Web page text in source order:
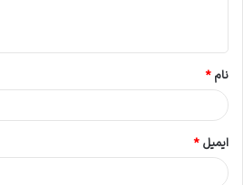
*
نام*
ایمیل*